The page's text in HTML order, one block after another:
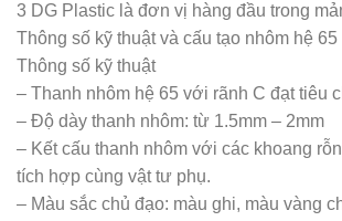
3 DG Plastic là đơn vị hàng đầu trong
Thông số kỹ thuật và cấu tạo nhôm hệ
Thông số kỹ thuật
– Thanh nhôm hệ 65 với rãnh C đạt tiêu
– Độ dày thanh nhôm: từ 1.5mm – 2mm
– Kết cấu thanh nhôm với các khoang
tích hợp cùng vật tư phụ.
– Màu sắc chủ đạo: màu ghi, màu vàng